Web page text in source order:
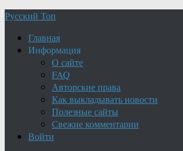
Русский Топ
Главная
Информация
О сайте
FAQ
Авторские права
Как выкладывать новости
Полезные сайты
Свежие комментарии
Войти